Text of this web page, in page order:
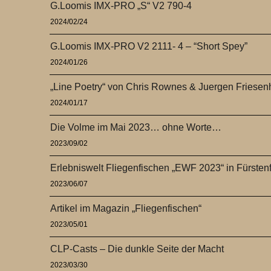
G.Loomis IMX-PRO „S“ V2 790-4
2024/02/24
G.Loomis IMX-PRO V2 2111- 4 – “Short Spey”
2024/01/26
„Line Poetry“ von Chris Rownes & Juergen
2024/01/17
Die Volme im Mai 2023… ohne Worte…
2023/09/02
Erlebniswelt Fliegenfischen „EWF 2023“ in
2023/06/07
Artikel im Magazin „Fliegenfischen“
2023/05/01
CLP-Casts – Die dunkle Seite der Macht
2023/03/30